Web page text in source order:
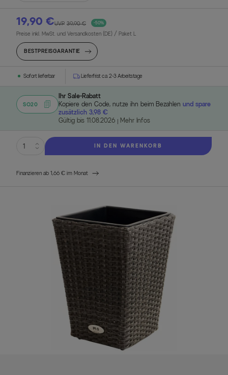
19,90 € -50%
UVP 39,90 €
Preise inkl. MwSt. und Versandkosten (DE) / Paket L
BESTPREISGARANTIE
Sofort lieferbar Lieferfrist ca. 2-3 Arbeitstage
SO20
Ihr Sale-Rabatt
Kopiere den Code, nutze ihn beim Bezahlen und spare
zusätzlich 3,98 €
Gültig bis 11.08.2026
Mehr Infos
IN DEN WARENKORB
Finanzieren ab 1,66 € im Monat